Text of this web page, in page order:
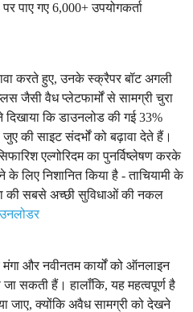
पाए गए 6,000+ उपयोगकर्ता
करते हुए, उनके स्क्रैपर बॉट अगली
जैसी वैध प्लेटफार्मों से सामग्री चुरा
कि डाउनलोड की गई 33%
की साइट संदर्भों को बढ़ावा देते हैं।
एल्गोरिदम का पुनर्विष्लेषण करके
लिए निशानित किया है - ताचियामी के
की सबसे अच्छी सुविधाओं की नकल
और नवीनतम कार्यों को ऑनलाइन
सकती हैं। हालाँकि, यह महत्वपूर्ण है
जाए, क्योंकि अवैध सामग्री को देखने